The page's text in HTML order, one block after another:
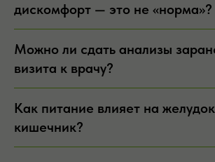
дискомфорт — это не «норма»?
Можно ли сдать анализы
визита к врачу?
Как питание влияет на
кишечник?